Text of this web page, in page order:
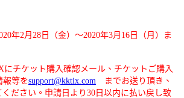
年2月28日（金）～2020年3月16日（月）ま
チケット購入確認メール、チケットご購入
報等をsupport@kktix.com までお送り頂き、
ださい。申請日より30日以内に払い戻し致